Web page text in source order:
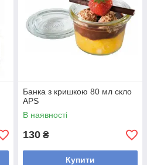
Банка з кришкою 80 мл скло
APS
В наявності
130 ₴
Купити